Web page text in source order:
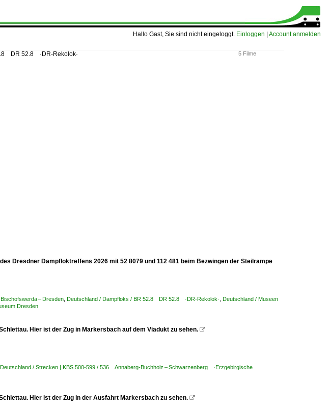
Hallo Gast, Sie sind nicht eingeloggt. Einloggen Account anmelden
5 Filme
DR 52.8 ·DR-Rekolok·
Dresdner Dampfloktreffens 2026 mit 52 8079 und 112 481 beim Bezwingen der Steilrampe
– Dresden Deutschland / Dampfloks / BR 52.8 DR 52.8 ·DR-Rekolok· Deutschland / Museen
Dresden
Hier ist der Zug in Markersbach auf dem Viadukt zu sehen. 
Deutschland / Strecken | KBS 500-599 / 536 Annaberg-Buchholz – Schwarzenberg ·Erzgebirgische
Hier ist der Zug in der Ausfahrt Markersbach zu sehen. 